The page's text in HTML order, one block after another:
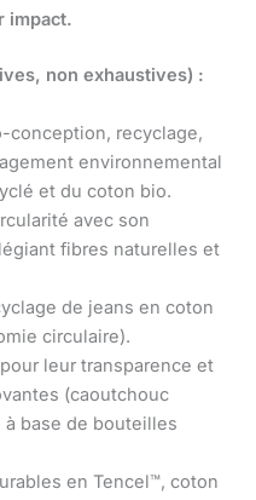
impact.
non exhaustives) :
conception, recyclage,
environnemental
et du coton bio.
avec son
fibres naturelles et
de jeans en coton
circulaire).
leur transparence et
(caoutchouc
base de bouteilles
en Tencel™, coton